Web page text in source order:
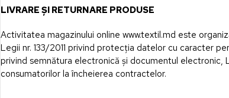
LIVRARE ȘI RETURNARE PRODUSE
Activitatea magazinului online www.textil.md este
Legii nr. 133/2011 privind protecţia datelor cu caracter
privind semnătura electronică şi documentul
consumatorilor la încheierea contractelor.